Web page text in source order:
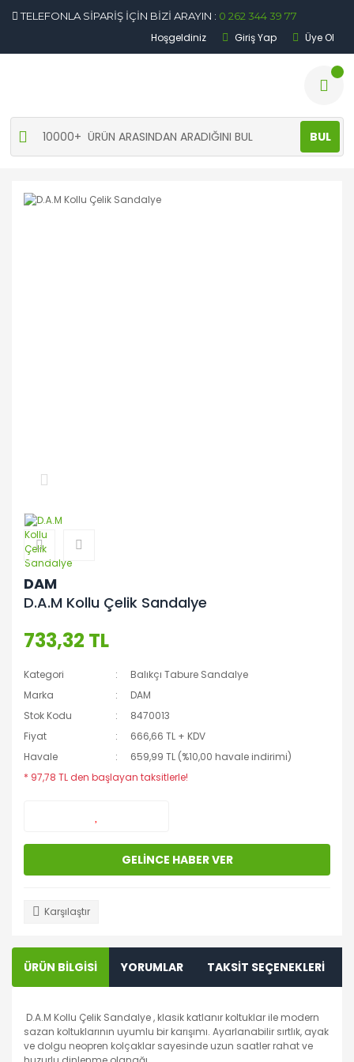
TELEFONLA SİPARİŞ İÇİN BİZİ ARAYIN : 0 262 344 39 77
Hoşgeldiniz Giriş Yap Üye Ol
BUL
DAM
D.A.M Kollu Çelik Sandalye
733,32 TL
Kategori
Balıkçı Tabure Sandalye
Marka
DAM
Stok Kodu
8470013
Fiyat
666,66 TL + KDV
Havale
659,99 TL (%10,00 havale indirimi)
* 97,78 TL den başlayan taksitlerle!
GELİNCE HABER VER
Karşılaştır
ÜRÜN BİLGİSİ YORUMLAR TAKSİT SEÇENEKLERİ
D.A.M Kollu Çelik Sandalye , klasik katlanır koltuklar ile modern
sazan koltuklarının uyumlu bir karışımı. Ayarlanabilir sırtlık, ayak
ve dolgu neopren kolçaklar sayesinde uzun saatler rahat ve